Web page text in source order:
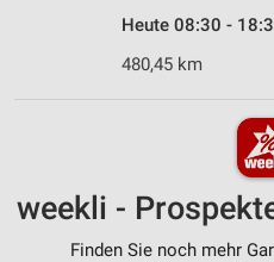
Heute 08:30 -
480,45 km
weekli -
Finden Sie noch mehr